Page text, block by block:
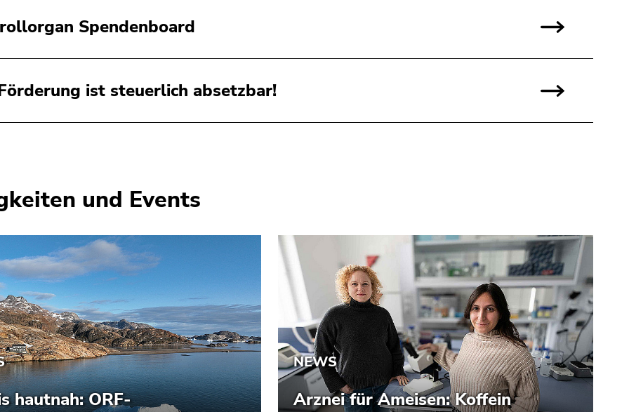
Spendenboard
ist steuerlich absetzbar!
und Events